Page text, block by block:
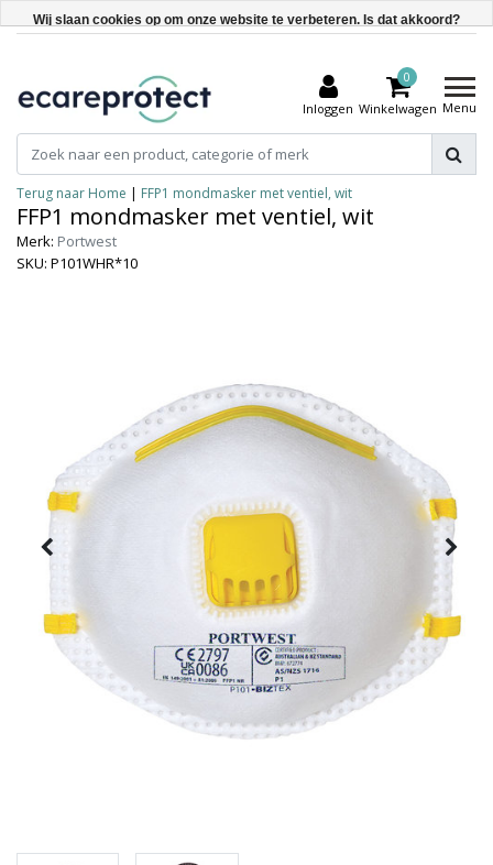
Inloggen
0
Winkelwagen Menu
Terug naar Home | FFP1 mondmasker met ventiel, wit
FFP1 mondmasker met ventiel, wit
Merk: Portwest
SKU: P101WHR*10
Wij slaan cookies op om onze website te verbeteren. Is dat akkoord?